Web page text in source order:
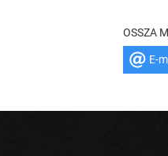
OSSZA
E-